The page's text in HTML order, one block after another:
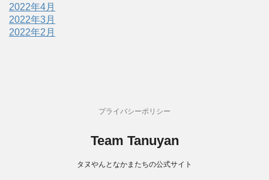
2022年4月
2022年3月
2022年2月
プライバシーポリシー
Team Tanuyan
タヌやんとなかまたちの公式サイト